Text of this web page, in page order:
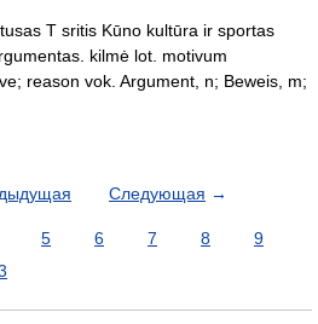
T sritis Kūno kultūra ir sportas
kilmė lot. motivum
reason vok. Argument, n; Beweis, m;
Следующая →
5 6 7 8
9